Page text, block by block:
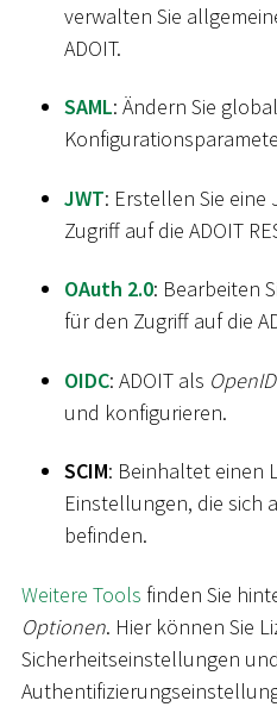
verwalten Sie
ADOIT.
SAML: Ändern Sie
JWT: Erstellen Sie eine
Zugriff auf die ADOIT
OAuth 2.0: Bearbeiten
für den Zugriff auf die
OIDC: ADOIT als
und konfigurieren.
SCIM: Beinhaltet einen
Einstellungen, die sich
befinden.
Weitere Tools finden Sie
Optionen. Hier können Sie
Sicherheitseinstellungen